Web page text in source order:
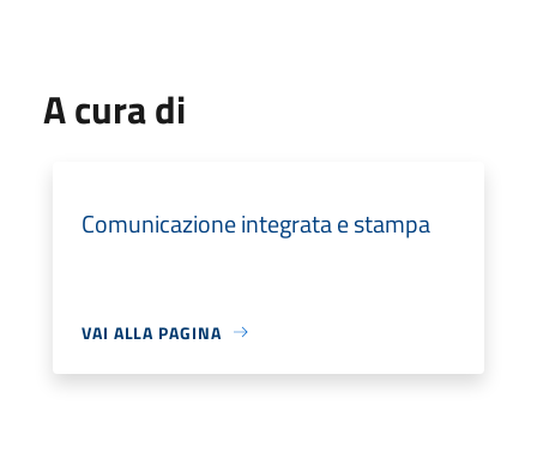
A cura di
Comunicazione integrata e stampa
VAI ALLA PAGINA